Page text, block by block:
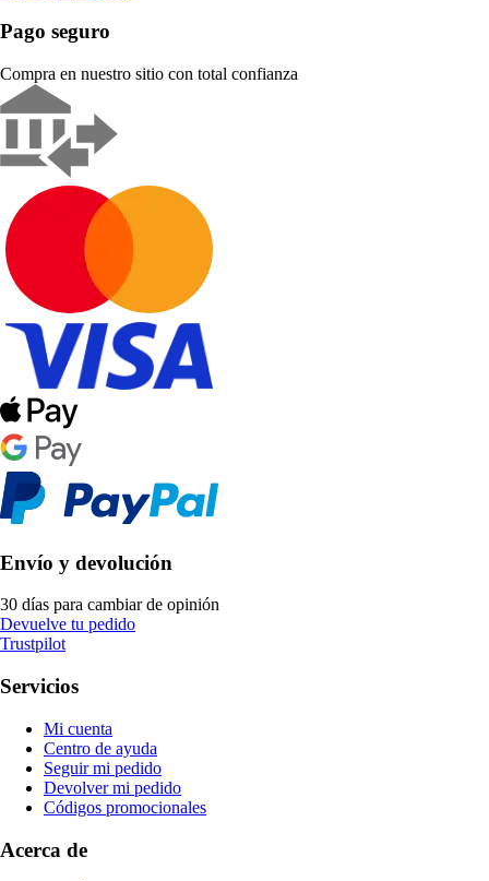
Pago seguro
Compra en nuestro sitio con total confianza
Envío y devolución
30 días para cambiar de opinión
Devuelve tu pedido
Trustpilot
Servicios
Mi cuenta
Centro de ayuda
Seguir mi pedido
Devolver mi pedido
Códigos promocionales
Acerca de